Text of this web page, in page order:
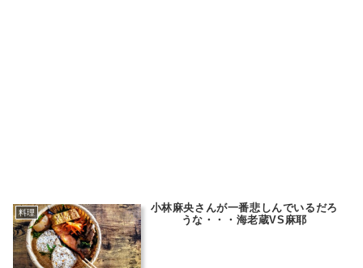
料理
小林麻央さんが一番悲しんでいるだろ
うな・・・海老蔵VS麻耶